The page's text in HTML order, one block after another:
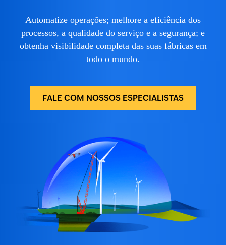
Automatize operações; melhore a eficiência dos
processos, a qualidade do serviço e a segurança; e
obtenha visibilidade completa das suas fábricas em
todo o mundo.
FALE COM NOSSOS ESPECIALISTAS